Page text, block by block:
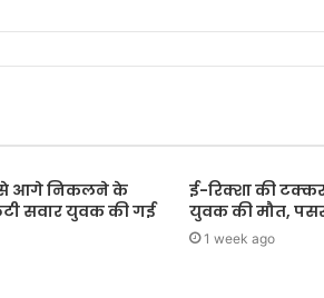
आगे निकलने के
सवार युवक की गई
ई-रिक्शा की
युवक की मौत,
1 week ago